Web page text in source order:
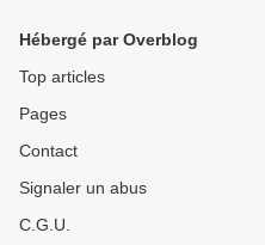
Hébergé par Overblog
Top articles
Pages
Contact
Signaler un abus
C.G.U.